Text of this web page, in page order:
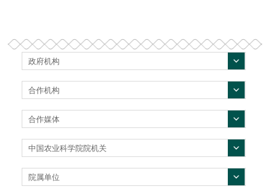
政府机构
合作机构
合作媒体
中国农业科学院院机关
院属单位